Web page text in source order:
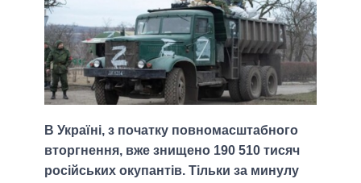
В Україні, з початку повномасштабного
вторгнення, вже знищено 190 510 тисяч
російських окупантів. Тільки за минулу